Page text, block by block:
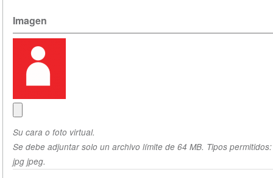
Imagen
Su cara o foto virtual.
Se debe adjuntar solo un archivo límite de 64 MB. Tipos
jpg jpeg.